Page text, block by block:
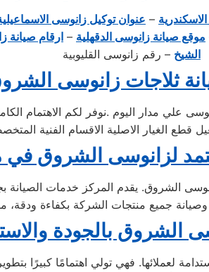
– عنوان توكيل زانوسى
موقع صيانة زانوسى الدقهلية – ارقام صيانة
الشيخ – رقم زانوسى القليوبية
ثلاجات زانوسى
علي مدار اليوم .نوفر لكم الاهتمام
لزانوسى الشروق
الشروق. يقدم المركز خدمات
الشروق بالجودة
فهي تولي اهتمامًا كبيرًا بتطوير